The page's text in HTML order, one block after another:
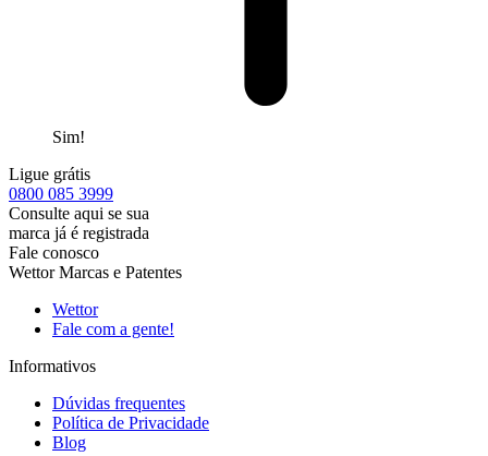
Sim!
Ligue grátis
0800 085 3999
Consulte aqui se sua
marca já é registrada
Fale conosco
Wettor Marcas e Patentes
Wettor
Fale com a gente!
Informativos
Dúvidas frequentes
Política de Privacidade
Blog